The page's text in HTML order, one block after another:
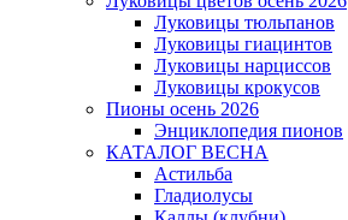
Луковицы тюльпанов
Луковицы гиацинтов
Луковицы нарциссов
Луковицы крокусов
Пионы осень 2026
Энциклопедия пионов
КАТАЛОГ ВЕСНА
Астильба
Гладиолусы